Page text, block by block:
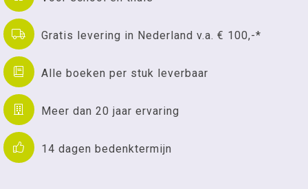
Gratis levering in Nederland v.a. € 100,-*
Alle boeken per stuk leverbaar
Meer dan 20 jaar ervaring
14 dagen bedenktermijn